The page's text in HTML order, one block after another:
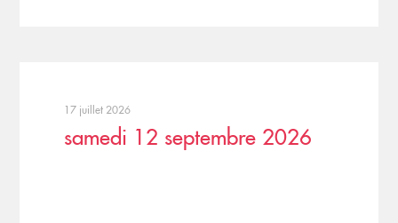
17 juillet 2026
samedi 12 septembre 2026